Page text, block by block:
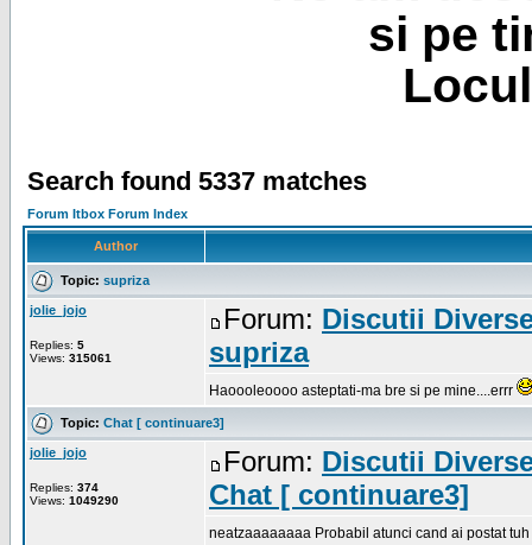
si pe
Search found 5337 matches
Forum Itbox Forum Index
Author
Topic: supriza
jolie_jojo
Replies: 5
Views: 315061
Forum: Discutii
supriza
Haoooleoooo asteptati-ma bre si pe mine....errr
Topic: Chat [ continuare3]
jolie_jojo
Replies: 374
Views: 1049290
Forum: Discutii
Chat [ continuare3]
neatzaaaaaaaa Probabil atunci cand ai postat